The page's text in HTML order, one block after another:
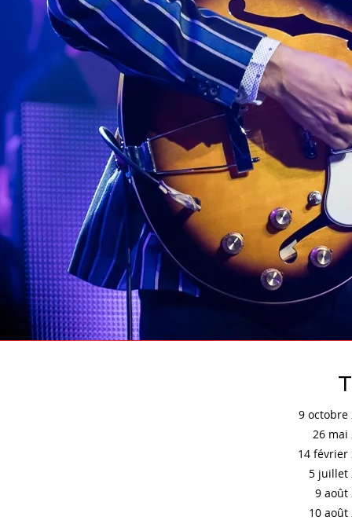
9 octobre
26 mai
14 février
5 juillet
9 août
10 août